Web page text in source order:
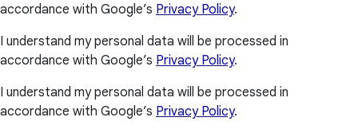
accordance with Google’s Privacy Policy.
I understand my personal data will be processed in
accordance with Google’s Privacy Policy.
I understand my personal data will be processed in
accordance with Google’s Privacy Policy.